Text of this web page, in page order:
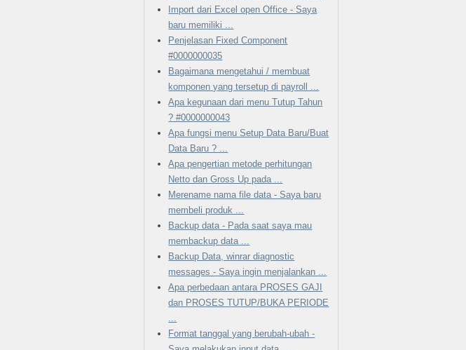
Import dari Excel open Office - Saya
baru memiliki ...
Penjelasan Fixed Component
#0000000035
Bagaimana mengetahui / membuat
komponen yang tersetup di payroll ...
Apa kegunaan dari menu Tutup Tahun
? #0000000043
Apa fungsi menu Setup Data Baru/Buat
Data Baru ? ...
Apa pengertian metode perhitungan
Netto dan Gross Up pada ...
Merename nama file data - Saya baru
membeli produk ...
Backup data - Pada saat saya mau
membackup data ...
Backup Data, winrar diagnostic
messages - Saya ingin menjalankan ...
Apa perbedaan antara PROSES GAJI
dan PROSES TUTUP/BUKA PERIODE
Format tanggal yang berubah-ubah -